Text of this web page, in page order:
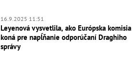
16.9.2025 11:51
Leyenová vysvetlila, ako Európska komisia
koná pre napĺňanie odporúčaní Draghiho
správy